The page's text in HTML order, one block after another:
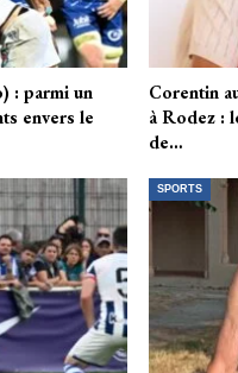
: parmi un
envers le
Corentin
à Rodez :
de…
SPORTS